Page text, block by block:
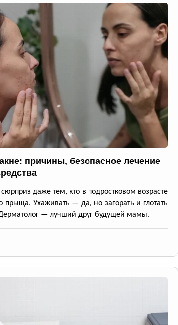
причины, безопасное лечение
даже тем, кто в подростковом возрасте
прыща. Ухаживать — да, но загорать и глотать
— лучший друг будущей мамы.